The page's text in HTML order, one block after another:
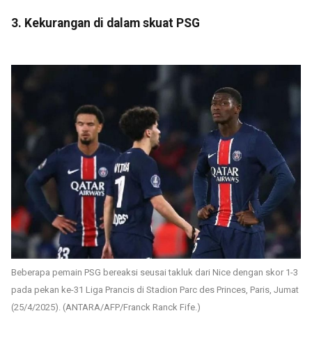
3. Kekurangan di dalam skuat PSG
Beberapa pemain PSG bereaksi seusai takluk dari Nice dengan skor 1-3
pada pekan ke-31 Liga Prancis di Stadion Parc des Princes, Paris, Jumat
(25/4/2025). (ANTARA/AFP/Franck Ranck Fife.)